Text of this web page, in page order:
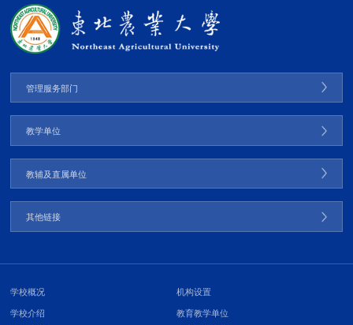
管理服务部门
教学单位
教辅及直属单位
其他链接
学校概况
学校介绍
机构设置
教育教学单位